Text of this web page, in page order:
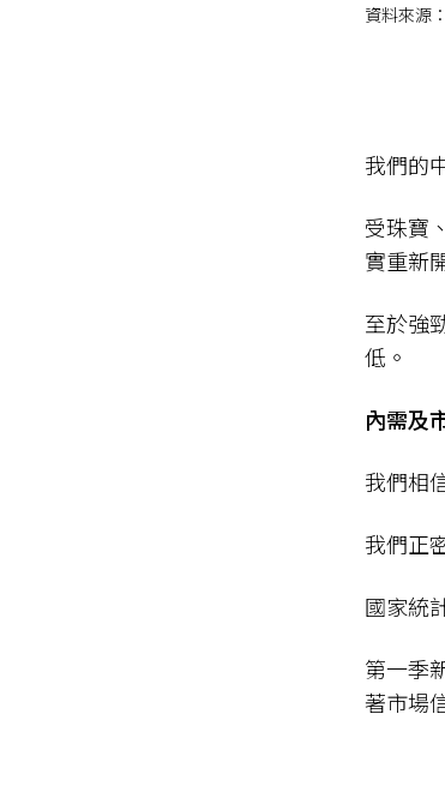
資料來源
我們的
受珠寶
實重新
至於強
低。
內需及
我們相
我們正
國家統
第一季
著市場